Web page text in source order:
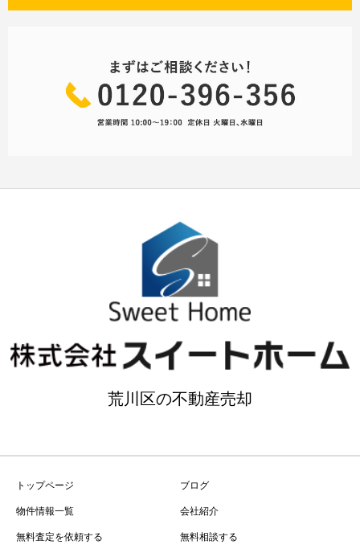
荒川区の不動産売却
トップページ
ブログ
物件情報一覧
会社紹介
無料査定を依頼する
無料相談する